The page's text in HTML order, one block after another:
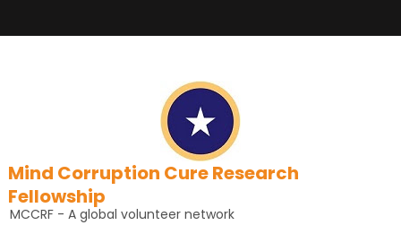
Mind Corruption Cure Research
Fellowship
MCCRF - A global volunteer network